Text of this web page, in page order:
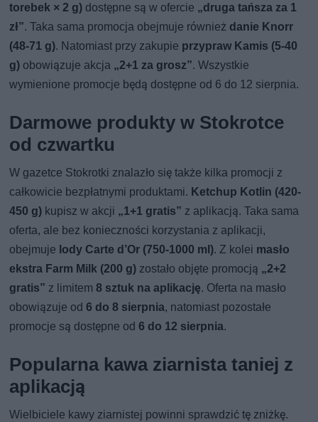
torebek × 2 g) dostępne są w ofercie „druga tańsza za 1
zł”. Taka sama promocja obejmuje również danie Knorr
(48-71 g). Natomiast przy zakupie przypraw Kamis (5-40
g) obowiązuje akcja „2+1 za grosz”. Wszystkie
wymienione promocje będą dostępne od 6 do 12 sierpnia.
Darmowe produkty w Stokrotce
od czwartku
W gazetce Stokrotki znalazło się także kilka promocji z
całkowicie bezpłatnymi produktami. Ketchup Kotlin (420-
450 g) kupisz w akcji „1+1 gratis” z aplikacją. Taka sama
oferta, ale bez konieczności korzystania z aplikacji,
obejmuje lody Carte d’Or (750-1000 ml). Z kolei masło
ekstra Farm Milk (200 g) zostało objęte promocją „2+2
gratis” z limitem8 sztuk na aplikację. Oferta na masło
obowiązuje od6 do 8 sierpnia, natomiast pozostałe
promocje są dostępne od6 do 12 sierpnia.
Popularna kawa ziarnista taniej z
aplikacją
Wielbiciele kawy ziarnistej powinni sprawdzić tę zniżkę.